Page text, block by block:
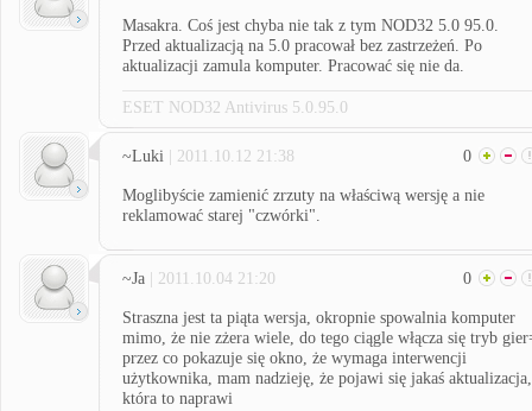
Masakra. Coś jest chyba nie tak z tym NOD32 5.0 95.0.
Przed aktualizacją na 5.0 pracował bez zastrzeżeń. Po
aktualizacji zamula komputer. Pracować się nie da.
ESET NOD32 Antivirus 5.0.95.0
~Luki | 2011.10.12 21:38 0
Moglibyście zamienić zrzuty na właściwą wersję a nie
reklamować starej "czwórki".
~Ja | 2011.10.04 21:20 0
Straszna jest ta piąta wersja, okropnie spowalnia komputer
mimo, że nie zżera wiele, do tego ciągle włącza się tryb
przez co pokazuje się okno, że wymaga interwencji
użytkownika, mam nadzieję, że pojawi się jakaś aktualizacja,
która to naprawi